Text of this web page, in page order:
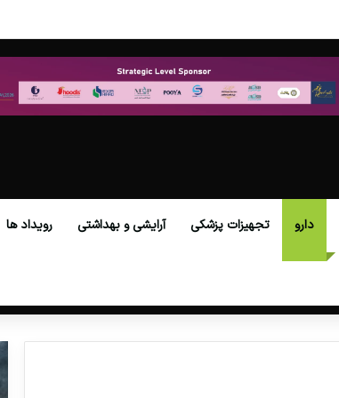
دارو تجهیزات پزشکی آرایشی و بهداشتی رویداد ها